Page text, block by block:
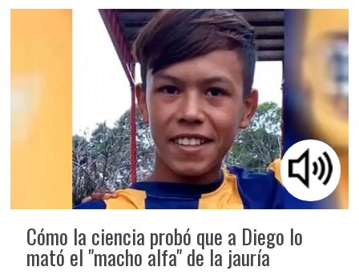
Cómo la ciencia probó que a Diego lo
mató el "macho alfa" de la jauría